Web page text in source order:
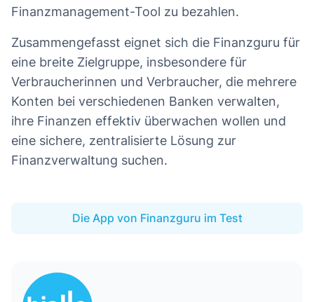
Finanzmanagement-Tool zu bezahlen.
Zusammengefasst eignet sich die Finanzguru für
eine breite Zielgruppe, insbesondere für
Verbraucherinnen und Verbraucher, die mehrere
Konten bei verschiedenen Banken verwalten,
ihre Finanzen effektiv überwachen wollen und
eine sichere, zentralisierte Lösung zur
Finanzverwaltung suchen.
Die App von Finanzguru im Test